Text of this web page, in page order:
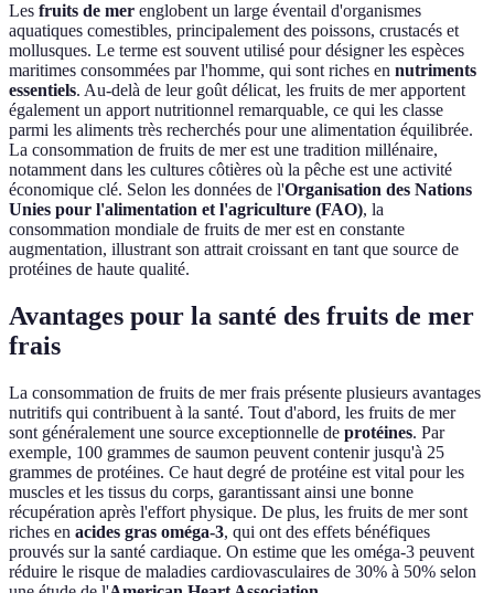
Les fruits de mer englobent un large éventail d'organismes
aquatiques comestibles, principalement des poissons, crustacés et
mollusques. Le terme est souvent utilisé pour désigner les espèces
maritimes consommées par l'homme, qui sont riches en nutriments
essentiels. Au-delà de leur goût délicat, les fruits de mer apportent
également un apport nutritionnel remarquable, ce qui les classe
parmi les aliments très recherchés pour une alimentation équilibrée.
La consommation de fruits de mer est une tradition millénaire,
notamment dans les cultures côtières où la pêche est une activité
économique clé. Selon les données de l'Organisation des Nations
Unies pour l'alimentation et l'agriculture (FAO), la
consommation mondiale de fruits de mer est en constante
augmentation, illustrant son attrait croissant en tant que source de
protéines de haute qualité.
Avantages pour la santé des fruits de mer
frais
La consommation de fruits de mer frais présente plusieurs avantages
nutritifs qui contribuent à la santé. Tout d'abord, les fruits de mer
sont généralement une source exceptionnelle de protéines. Par
exemple, 100 grammes de saumon peuvent contenir jusqu'à 25
grammes de protéines. Ce haut degré de protéine est vital pour les
muscles et les tissus du corps, garantissant ainsi une bonne
récupération après l'effort physique. De plus, les fruits de mer sont
riches en acides gras oméga-3, qui ont des effets bénéfiques
prouvés sur la santé cardiaque. On estime que les oméga-3 peuvent
réduire le risque de maladies cardiovasculaires de 30% à 50% selon